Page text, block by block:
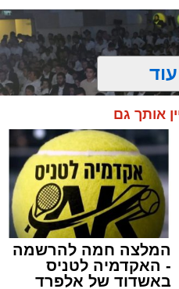
אותך גם
המלצה חמה להרשמה
- האקדמיה לטניס
באשדוד של אלפרד